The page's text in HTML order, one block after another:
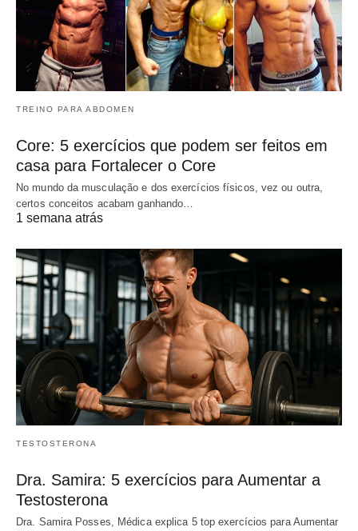
TREINO PARA ABDOMEN
Core: 5 exercícios que podem ser feitos em
casa para Fortalecer o Core
No mundo da musculação e dos exercícios físicos, vez ou outra,
certos conceitos acabam ganhando…
1 semana atrás
TESTOSTERONA
Dra. Samira: 5 exercícios para Aumentar a
Testosterona
Dra. Samira Posses, Médica explica 5 top exercícios para Aumentar